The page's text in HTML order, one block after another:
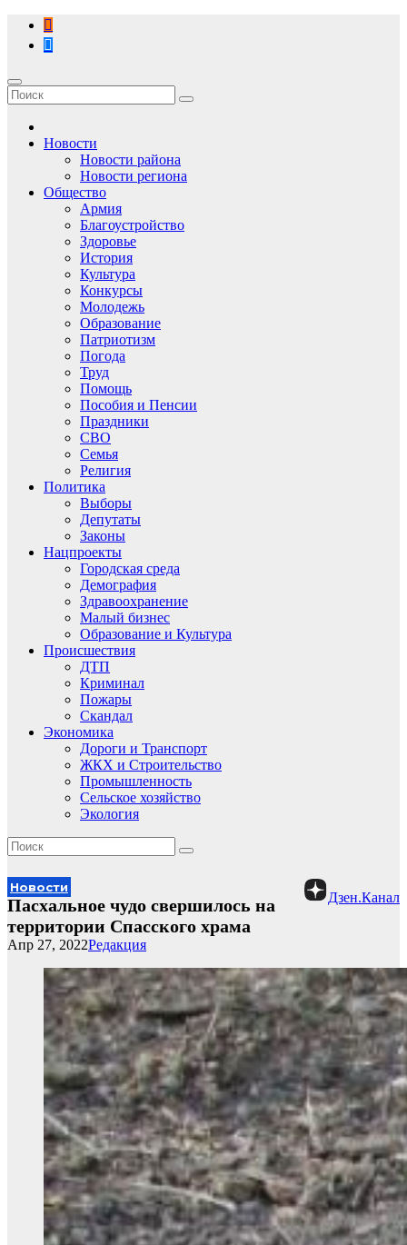
Перейти
содержимому
Новости
Новости района
Новости региона
Общество
Армия
Благоустройство
Здоровье
История
Культура
Конкурсы
Молодежь
Образование
Патриотизм
Погода
Труд
Помощь
Пособия и Пенсии
Праздники
СВО
Семья
Религия
Политика
Выборы
Депутаты
Законы
Нацпроекты
Городская среда
Демография
Здравоохранение
Малый бизнес
Образование и Культура
Происшествия
ДТП
Криминал
Пожары
Скандал
Экономика
Дороги и Транспорт
ЖКХ и Строительство
Промышленность
Сельское хозяйство
Экология
Новости
Дзен.Канал
Пасхальное чудо свершилось на
территории Спасского храма
Редакция
Апр 27, 2022